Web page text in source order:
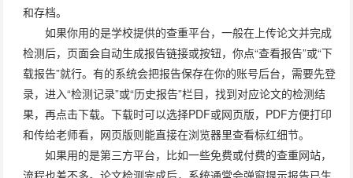
和存档。
如果你用的是学校提供的查重平台，一般在上传论文并完成
检测后，页面会自动生成报告链接或按钮，你点“查看报告”或“下
载报告”就行。有的系统会把报告保存在你的账号后台，需要先登
录，进入“检测记录”或“历史报告”栏目，找到对应论文的检测结
果，再点击下载。下载时可以选择PDF或网页版，PDF方便打印
和传给老师看，网页版则能直接在浏览器里查看标红细节。
如果用的是第三方平台，比如一些免费或付费的查重网站，
流程也差不多。论文检测完成后，系统通常会弹窗提示报告已生